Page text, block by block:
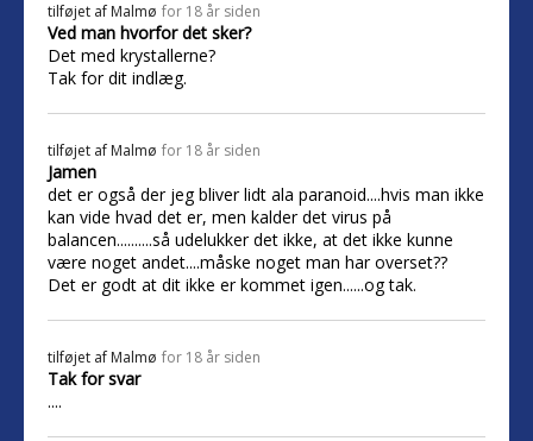
tilføjet af Malmø for 18 år siden
Ved man hvorfor det sker?
Det med krystallerne?
Tak for dit indlæg.
tilføjet af Malmø for 18 år siden
Jamen
det er også der jeg bliver lidt ala paranoid....hvis man ikke
kan vide hvad det er, men kalder det virus på
balancen..........så udelukker det ikke, at det ikke kunne
være noget andet....måske noget man har overset??
Det er godt at dit ikke er kommet igen......og tak.
tilføjet af Malmø for 18 år siden
Tak for svar
....